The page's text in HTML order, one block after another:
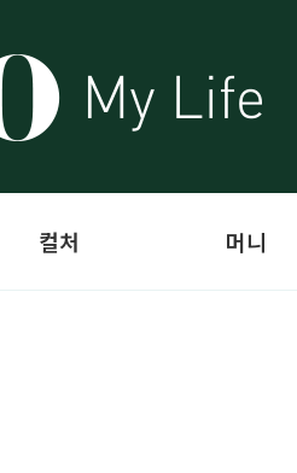
컬처 머니